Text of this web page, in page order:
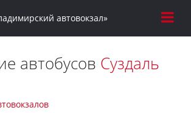
автовокзал»
автобусов Суздаль